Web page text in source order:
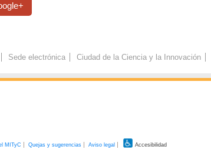
Sede electrónica Ciudad de la Ciencia y la Innovación
MITyC Quejas y sugerencias Aviso legal Accesibilidad